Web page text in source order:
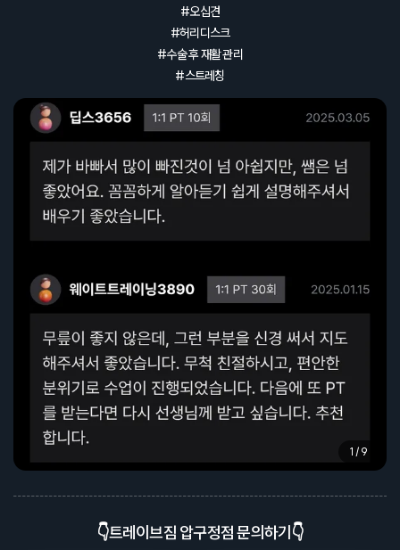
#오십견
#허리디스크
#수술 후 재활 관리
#스트레칭
1 / 9
👇트레이브짐 압구정점 문의하기👇